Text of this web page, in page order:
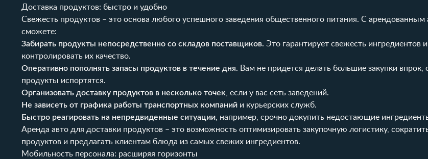
Доставка продуктов: быстро и удобно
Свежесть продуктов – это основа любого успешного заведения общественного питания. С
сможете:
Забирать продукты непосредственно со складов поставщиков. Это гарантирует свежесть ингредиентов
контролировать их качество.
Оперативно пополнять запасы продуктов в течение дня. Вам не придется делать большие закупки впрок,
продукты испортятся.
Организовать доставку продуктов в несколько точек, если у вас сеть заведений.
Не зависеть от графика работы транспортных компаний и курьерских служб.
Быстро реагировать на непредвиденные ситуации, например, срочно докупить недостающие
Аренда авто для доставки продуктов – это возможность оптимизировать закупочную логистику,
продуктов и предлагать клиентам блюда из самых свежих ингредиентов.
Мобильность персонала: расширяя горизонты